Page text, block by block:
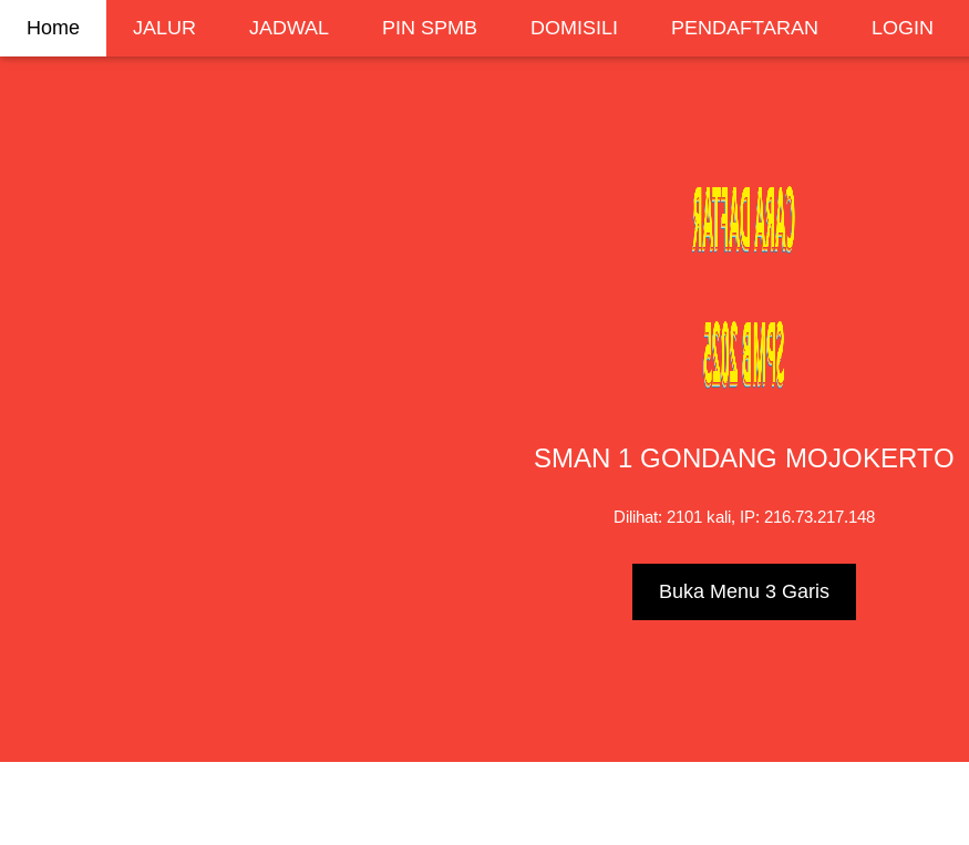
Home JALUR JADWAL PIN SPMB DOMISILI PENDAFTARAN LOGIN
CARA DAFTAR
SPMB 2025
SMAN 1 GONDANG MOJOKERTO
Dilihat: 2101 kali, IP: 216.73.217.148
Buka Menu 3 Garis